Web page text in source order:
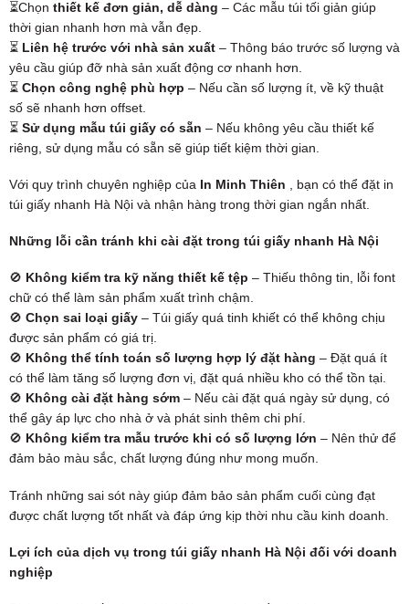
⏳Chọn thiết kế đơn giản, dễ dàng – Các mẫu túi tối giản giúp
thời gian nhanh hơn mà vẫn đẹp.
⏳ Liên hệ trước với nhà sản xuất– Thông báo trước số lượng và
yêu cầu giúp đỡ nhà sản xuất động cơ nhanh hơn.
⏳ Chọn công nghệ phù hợp – Nếu cần số lượng ít, về kỹ thuật
số sẽ nhanh hơn offset.
⏳ Sử dụng mẫu túi giấy có sẵn – Nếu không yêu cầu thiết kế
riêng, sử dụng mẫu có sẵn sẽ giúp tiết kiệm thời gian.
Với quy trình chuyên nghiệp của In Minh Thiên , bạn có thể đặt in
túi giấy nhanh Hà Nội và nhận hàng trong thời gian ngắn nhất.
Những lỗi cần tránh khi cài đặt trong túi giấy nhanh Hà Nội
🚫 Không kiểm tra kỹ năng thiết kế tệp – Thiếu thông tin, lỗi font
chữ có thể làm sản phẩm xuất trình chậm.
🚫 Chọn sai loại giấy– Túi giấy quá tinh khiết có thể không chịu
được sản phẩm có giá trị.
🚫 Không thể tính toán số lượng hợp lý đặt hàng – Đặt quá ít
có thể làm tăng số lượng đơn vị, đặt quá nhiều kho có thể tồn tại.
🚫 Không cài đặt hàng sớm– Nếu cài đặt quá ngày sử dụng, có
thể gây áp lực cho nhà ở và phát sinh thêm chi phí.
🚫 Không kiểm tra mẫu trước khi có số lượng lớn – Nên thử để
đảm bảo màu sắc, chất lượng đúng như mong muốn.
Tránh những sai sót này giúp đảm bảo sản phẩm cuối cùng đạt
được chất lượng tốt nhất và đáp ứng kịp thời nhu cầu kinh doanh.
Lợi ích của dịch vụ trong túi giấy nhanh Hà Nội đối với doanh
nghiệp